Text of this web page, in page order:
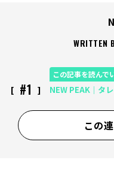
WRITTEN
#1
この記事を読んで
NEW PEAK｜タ
この